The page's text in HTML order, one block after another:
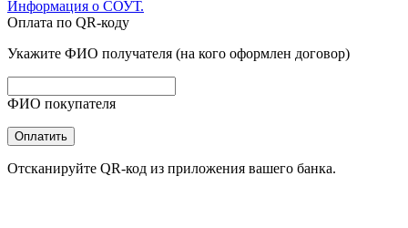
Информация о СОУТ.
Оплата по QR-коду
Укажите ФИО получателя (на кого оформлен договор)
ФИО покупателя
Оплатить
Отсканируйте QR-код из приложения вашего банка.